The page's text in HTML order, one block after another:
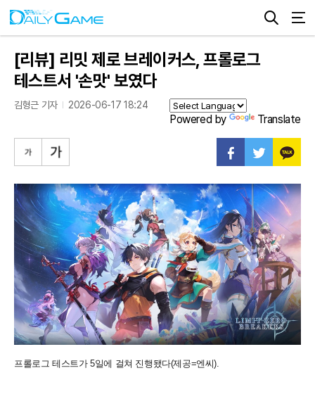
[리뷰] 리밋 제로 브레이커스, 프롤로그
테스트서 '손맛' 보였다
김형근 기자 2026-06-17 18:24
Powered by Translate
프롤로그 테스트가 5일에 걸쳐 진행됐다(제공=엔씨).